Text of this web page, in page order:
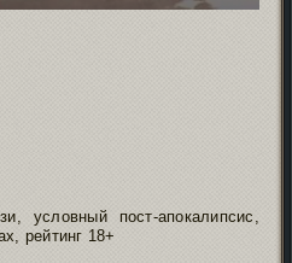
условный пост-апокалипсис,
рейтинг 18+